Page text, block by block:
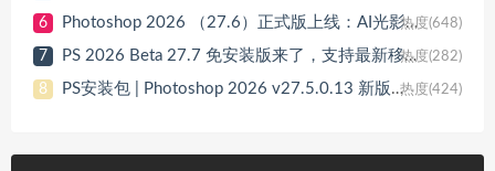
6 Photoshop 2026 （27.6）正式版上线：AI光影旋转来了，工作效率全面提速！热度(648)
7 PS 2026 Beta 27.7 免安装版来了，支持最新移除功能！热度(282)
8 PS安装包 | Photoshop 2026 v27.5.0.13 新版来袭：AI驱动创作，效率再升级！ 热度(424)